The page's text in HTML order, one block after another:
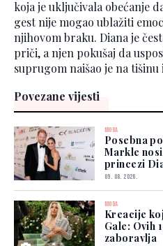
koja je uključivala obećanje
gest nije mogao ublažiti
njihovom braku. Diana je
priči, a njen pokušaj da
suprugom naišao je na
Povezane vijesti
MODA
Posebna
Markle
princezi
09. 08. 2026.
MODA
Kreacije
Gale: Ovih
zaboravlja